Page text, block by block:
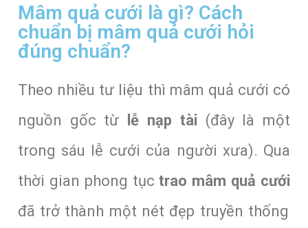
Mâm quả cưới là gì? Cách
chuẩn bị mâm quả cưới hỏi
đúng chuẩn?
Theo nhiều tư liệu thì mâm quả cưới có
nguồn gốc từ
lễ nạp tài (đây là một
trong sáu lễ cưới của người xưa). Qua
thời gian phong tụctrao mâm quả cưới
đã trở thành một nét đẹp truyền thống